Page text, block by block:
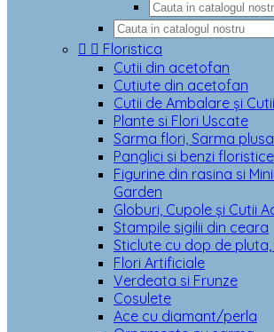
  Floristica
Cutii din acetofan
Cutiute din acetofan
Cutii de Ambalare și
Plante si Flori Uscate
Sarma flori, Sarma
Panglici si benzi floristice
Figurine din rasina si
Garden
Globuri, Cupole și Cutii
Stampile sigilii din ceara
Sticlute cu dop de
Flori Artificiale
Verdeata si Frunze
Cosulete
Ace cu diamant/perla